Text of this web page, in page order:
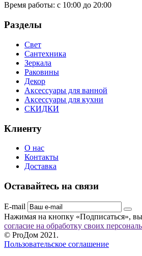
Время работы: с 10:00 до 20:00
Разделы
Свет
Сантехника
Зеркала
Раковины
Декор
Аксессуары для ванной
Аксессуары для кухни
СКИДКИ
Клиенту
О нас
Контакты
Доставка
Оставайтесь на связи
E-mail
Нажимая на кнопку «Подписаться», вы
согласие на обработку своих
© ProДом 2021.
Пользовательское соглашение